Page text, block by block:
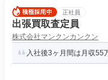
正社員
出張買取査定員
株式会社マンクンカンクン
入社後3ヶ月間は月収55